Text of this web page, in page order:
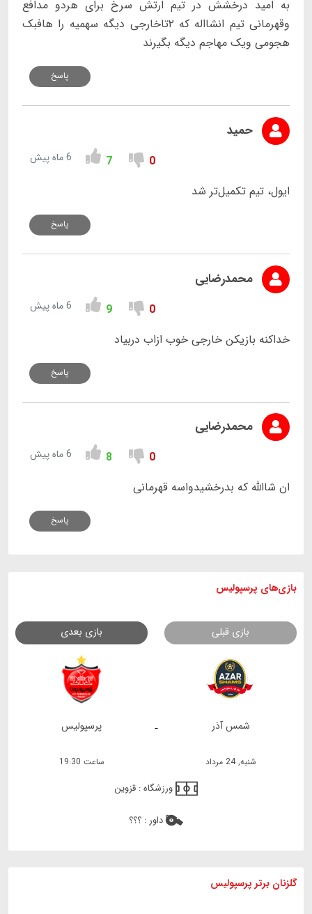
به امید درخشش در تیم ارتش سرخ برای هردو مدافع
وقهرمانی تیم انشااله که ۲تاخارجی دیگه سهمیه را هافبک
هجومی ویک مهاجم دیگه بگیرند
پاسخ
حمید
0
7 6 ماه پیش
ایول، تیم تکمیل‌تر شد
پاسخ
محمدرضایی
0
9 6 ماه پیش
خداکنه بازیکن خارجی خوب ازاب دربیاد
پاسخ
محمدرضایی
0
8 6 ماه پیش
ان شاالله که بدرخشیدواسه قهرمانی
پاسخ
بازی های پرسپولیس
بازی قبلی بازی بعدی
- شمس آذر پرسپولیس
شنبه, 24 مرداد ساعت 19:30
ورزشگاه : قزوین
داور : ؟؟؟
گلزنان برتر پرسپولیس